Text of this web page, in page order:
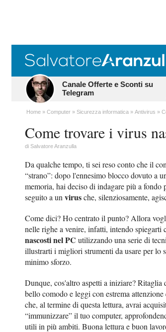
Canale Offerte e Sconti su
Telegram
Home Computer Sicurezza informatica Antivirus
Come trovare i virus
di Salvatore Aranzulla
Da qualche tempo, ti sei reso conto che il
“strano”: dopo l'ennesimo blocco dovuto a
memoria, hai deciso di indagare più a
seguito a un virusche, silenziosamente,
Come dici? Ho centrato il punto? Allora
nelle righe a venire, infatti, intendo spiegarti
nascosti nel PC utilizzando una serie di
illustrarti i migliori strumenti da usare per lo
minimo sforzo.
Dunque, cos'altro aspetti a iniziare?
bello comodo e leggi con estrema
che, al termine di questa lettura, avrai
“immunizzare” il tuo computer,
utili in più ambiti. Buona lettura e buon